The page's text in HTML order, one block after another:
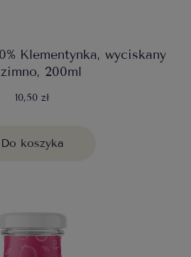
Klementynka, wyciskany
200ml
10,50 zł
Do koszyka